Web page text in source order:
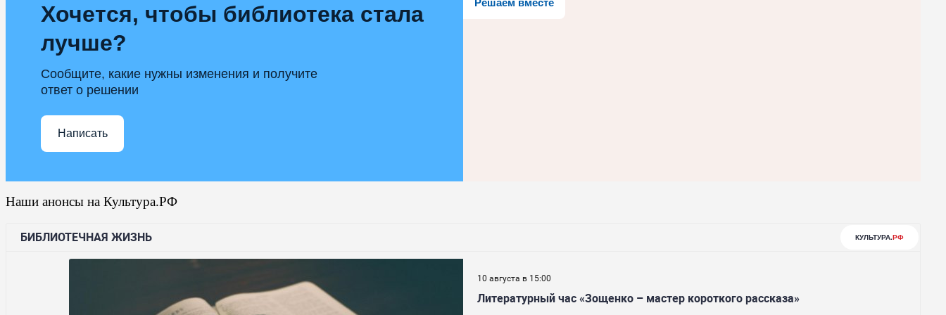
Хочется, чтобы библиотека стала
лучше?
Сообщите, какие нужны изменения и получите
ответ о решении
Написать
Наши анонсы на Культура.РФ